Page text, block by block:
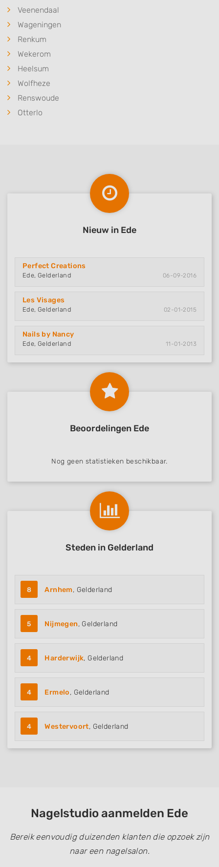
Veenendaal
Wageningen
Renkum
Wekerom
Heelsum
Wolfheze
Renswoude
Otterlo
Nieuw in Ede
Perfect Creations
Ede, Gelderland 06-09-2016
Les Visages
Ede, Gelderland 02-01-2015
Nails by Nancy
Ede, Gelderland 11-01-2013
Beoordelingen Ede
Nog geen statistieken beschikbaar.
Steden in Gelderland
8 Arnhem, Gelderland
5 Nijmegen, Gelderland
4 Harderwijk, Gelderland
4 Ermelo, Gelderland
4 Westervoort, Gelderland
Nagelstudio aanmelden Ede
Bereik eenvoudig duizenden klanten die opzoek zijn
naar een nagelsalon.